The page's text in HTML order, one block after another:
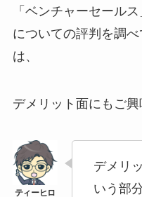
「ベンチャーセール
についての評判を調
は、
デメリット面にもご
デメリ
いう部